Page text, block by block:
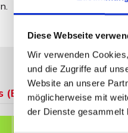
Diese Webseite
Wir verwenden
und die Zugriffe auf
Website an unsere
möglicherweise mit
der Dienste gesammelt
(Bedarfsausweis)